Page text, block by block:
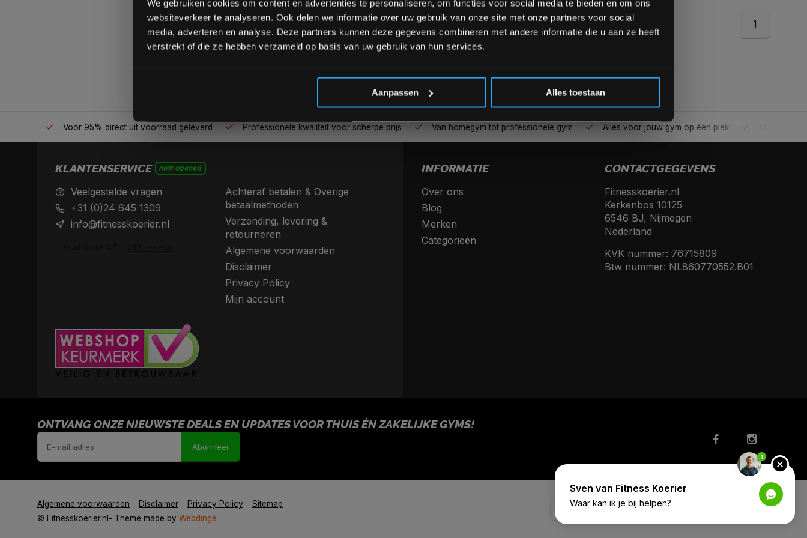
We gebruiken cookies om content en advertenties te personaliseren, om functies voor social media te bieden en om ons
websiteverkeer te analyseren. Ook delen we informatie over uw gebruik van onze site met onze partners voor social
media, adverteren en analyse. Deze partners kunnen deze gegevens combineren met andere informatie die u aan ze heeft
verstrekt of die ze hebben verzameld op basis van uw gebruik van hun services.
Aanpassen Alles toestaan
1
Voor 95% direct uit voorraad geleverd Professionele kwaliteit voor scherpe prijs Van homegym tot professionele gym Alles voor jouw gym op één plek
KLANTENSERVICE now opened
Veelgestelde vragen
+31 (0)24 645 1309
info@fitnesskoerier.nl
Achteraf betalen & Overige
betaalmethoden
Verzending, levering &
retourneren
Algemene voorwaarden
Disclaimer
Privacy Policy
Mijn account
INFORMATIE
Over ons
Blog
Merken
Categorieën
CONTACTGEGEVENS
Fitnesskoerier.nl
Kerkenbos 10125
6546 BJ, Nijmegen
Nederland
KVK nummer: 76715809
Btw nummer: NL860770552.B01
ONTVANG ONZE NIEUWSTE DEALS EN UPDATES VOOR THUIS ÉN ZAKELIJKE GYMS!
Abonneer
Algemene voorwaarden Disclaimer Privacy Policy
Sitemap
© Fitnesskoerier.nl - Theme made by Webdinge
Inschrijven
1
Sven van Fitness Koerier
Waar kan ik je bij helpen?